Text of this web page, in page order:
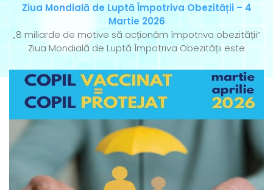
Ziua Mondială de Luptă Împotriva Obezității – 4
Martie 2026
„8 miliarde de motive să acționăm împotriva obezității”
Ziua Mondială de Luptă Împotriva Obezității este